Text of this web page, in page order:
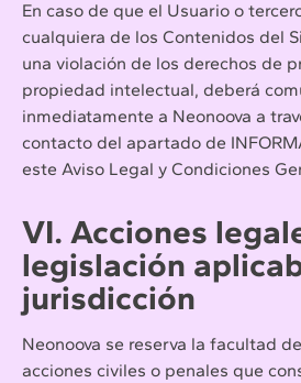
En caso de que el Usuario o
cualquiera de los Contenidos del
una violación de los derechos de
propiedad intelectual, deberá
inmediatamente a Neonoova a
contacto del apartado de
este Aviso Legal y Condiciones
VI. Acciones
legislación
jurisdicción
Neonoova se reserva la facultad
acciones civiles o penales que